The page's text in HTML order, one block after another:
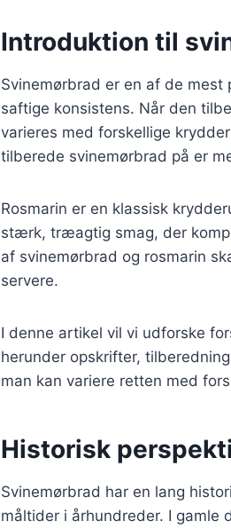
Introduktion til
Svinemørbrad er en af de
saftige konsistens. Når den
varieres med forskellige
tilberede svinemørbrad på er
Rosmarin er en klassisk
stærk, træagtig smag, der
af svinemørbrad og rosmarin
servere.
I denne artikel vil vi udforske
herunder opskrifter,
man kan variere retten med
Historisk
Svinemørbrad har en lang
måltider i århundreder. I